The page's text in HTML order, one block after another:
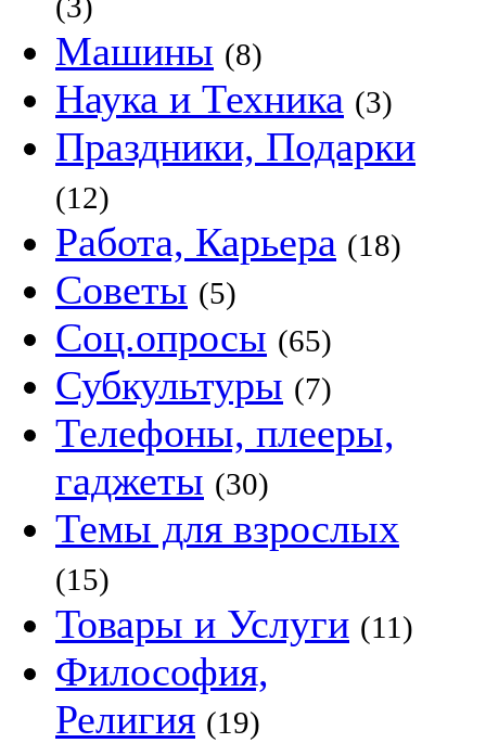
Машины (8)
Наука и Техника (3)
Праздники, Подарки
(12)
Работа, Карьера (18)
Советы (5)
Соц.опросы (65)
Субкультуры (7)
Телефоны, плееры,
гаджеты (30)
Темы для взрослых
(15)
Товары и Услуги (11)
Философия,
Религия (19)